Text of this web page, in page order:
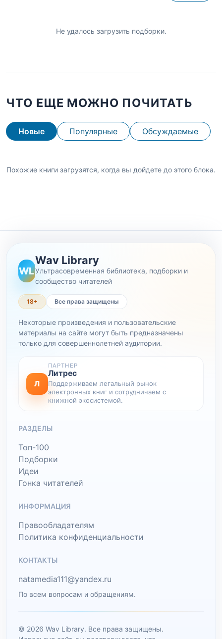
Не удалось загрузить подборки.
ЧТО ЕЩЕ МОЖНО ПОЧИТАТЬ
Новые Популярные Обсуждаемые
Похожие книги загрузятся, когда вы дойдете до этого блока.
WL
Wav Library
Ультрасовременная библиотека, подборки и
сообщество читателей
18+ Все права защищены
Некоторые произведения и пользовательские
материалы на сайте могут быть предназначены
только для совершеннолетней аудитории.
Л
ПАРТНЕР
Литрес
Поддерживаем легальный рынок
электронных книг и сотрудничаем с
книжной экосистемой.
РАЗДЕЛЫ
Топ-100
Подборки
Идеи
Гонка читателей
ИНФОРМАЦИЯ
Правообладателям
Политика конфиденциальности
КОНТАКТЫ
natamedia111@yandex.ru
По всем вопросам и обращениям.
© 2026 Wav Library. Все права защищены.